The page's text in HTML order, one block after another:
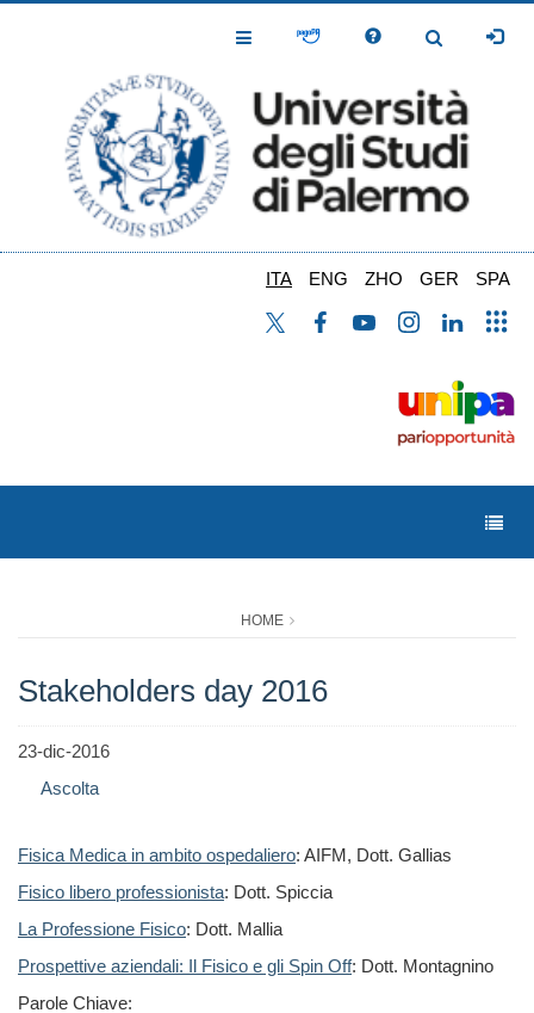
Toggle
Toggle
ITA ENG ZHO GER SPA
HOME
Stakeholders day 2016
23-dic-2016
Ascolta
Fisica Medica in ambito ospedaliero: AIFM, Dott. Gallias
Fisico libero professionista: Dott. Spiccia
La Professione Fisico: Dott. Mallia
Prospettive aziendali: Il Fisico e gli Spin Off: Dott. Montagnino
Parole Chiave: